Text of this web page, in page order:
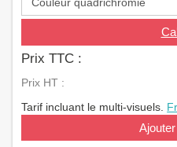
Prix TTC :
Prix HT :
Tarif incluant le multi-visuels.